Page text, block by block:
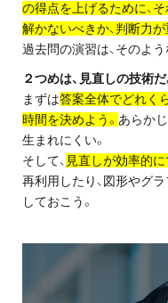
の得点を上げるために、
解かないべきか、判断力が
過去問の演習は、そのよ
２つめは、見直しの技術だ
まずは答案全体でどれく
時間を決めよう。 あらか
生まれにくい。
そして、 見直しが効率的
再利用したり、図形やグ
しておこう。